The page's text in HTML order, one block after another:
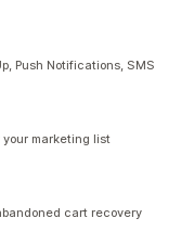
Push Notifications, SMS
your marketing list
cart recovery